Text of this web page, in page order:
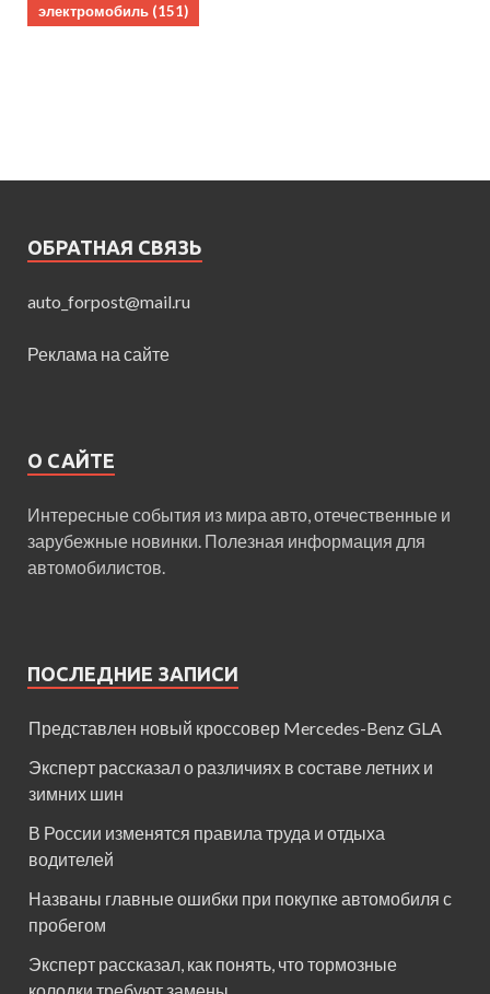
электромобиль (151)
ОБРАТНАЯ СВЯЗЬ
auto_forpost@mail.ru
Реклама на сайте
О САЙТЕ
Интересные события из мира авто, отечественные и
зарубежные новинки. Полезная информация для
автомобилистов.
ПОСЛЕДНИЕ ЗАПИСИ
Представлен новый кроссовер Mercedes-Benz GLA
Эксперт рассказал о различиях в составе летних и
зимних шин
В России изменятся правила труда и отдыха
водителей
Названы главные ошибки при покупке автомобиля с
пробегом
Эксперт рассказал, как понять, что тормозные
колодки требуют замены